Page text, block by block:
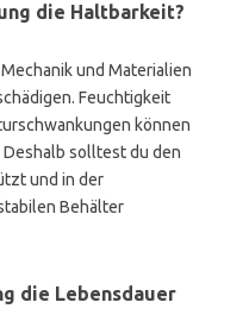
die Haltbarkeit?
und Materialien
Feuchtigkeit
können
solltest du den
und in der
Behälter
die Lebensdauer